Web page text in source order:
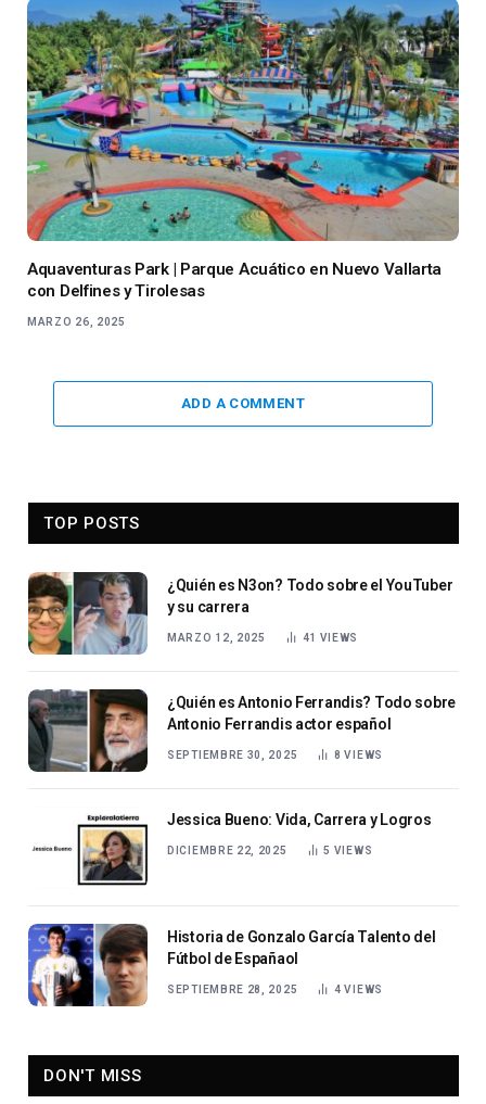
Aquaventuras Park | Parque Acuático en Nuevo Vallarta
con Delfines y Tirolesas
MARZO 26, 2025
ADD A COMMENT
TOP POSTS
¿Quién es N3on? Todo sobre el YouTuber
y su carrera
MARZO 12, 2025 41 VIEWS
¿Quién es Antonio Ferrandis? Todo sobre
Antonio Ferrandis actor español
SEPTIEMBRE 30, 2025 8VIEWS
Jessica Bueno: Vida, Carrera y Logros
DICIEMBRE 22, 2025 5 VIEWS
Historia de Gonzalo García Talento del
Fútbol de Españaol
SEPTIEMBRE 28, 2025 4VIEWS
DON'T MISS